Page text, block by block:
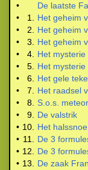
•
De laatste
•
1.
Het geheim
•
2.
Het geheim
•
3.
Het geheim
•
4.
Het
•
5.
Het
•
6.
Het gele
•
7.
Het raadsel
•
8.
S.o.s.
•
9.
De valstrik
• 10.
Het
• 11.
De 3
• 12.
De 3
• 13.
De zaak